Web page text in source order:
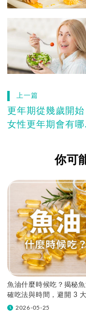
上一篇
更年期從幾歲開始
女性更年期會有哪
你可
魚油什麼時候吃？揭秘魚
確吃法與時間，避開 3
忌！2026-05-25